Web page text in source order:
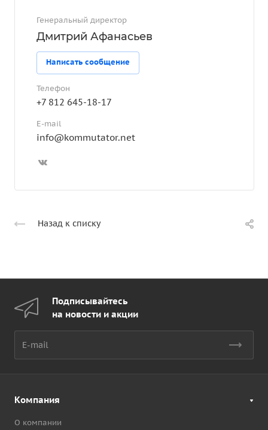
Генеральный директор
Дмитрий Афанасьев
Написать сообщение
Телефон
+7 812 645-18-17
E-mail
info@kommutator.net
Назад к списку
Подписывайтесь
на новости и акции
Компания
О компании